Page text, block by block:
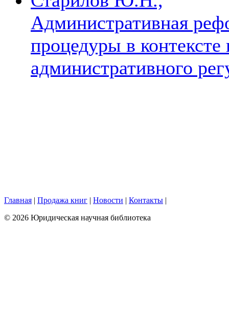
Административная
процедуры в
административного
Главная | Продажа книг | Новости | Контакты |
© 2026 Юридическая научная библиотека